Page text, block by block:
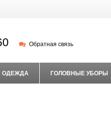
Обратная связь
ОДЕЖДА ГОЛОВНЫЕ УБОРЫ